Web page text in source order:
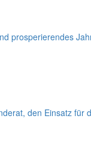
prosperierendes
den Einsatz